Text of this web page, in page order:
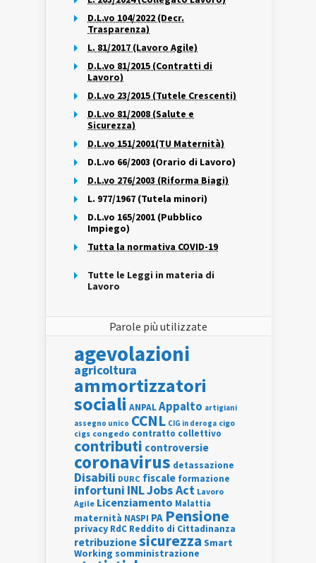
D.L.vo 104/2022 (Decr.
Trasparenza)
L. 81/2017 (Lavoro Agile)
D.L.vo 81/2015 (Contratti di
Lavoro)
D.L.vo 23/2015 (Tutele Crescenti)
D.L.vo 81/2008 (Salute e
Sicurezza)
D.L.vo 151/2001(TU Maternità)
D.L.vo 66/2003 (Orario di Lavoro)
D.L.vo 276/2003 (Riforma Biagi)
L. 977/1967 (Tutela minori)
D.L.vo 165/2001 (Pubblico
Impiego)
Tutta la normativa COVID-19
Tutte le Leggi in materia di
Lavoro
Parole più utilizzate
agevolazioni
agricoltura
ammortizzatori
sociali ANPALAppalto artigiani
assegno unico CCNL CIG in deroga cigo
cigs congedo contratto collettivo
contributi controversie
coronavirus detassazione
Disabili DURC fiscale formazione
infortuni INLJobs Act Lavoro
Agile Licenziamento Malattia
maternità NASPI PA Pensione
privacy RdC Reddito di Cittadinanza
retribuzionesicurezza Smart
Working somministrazione